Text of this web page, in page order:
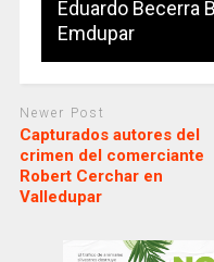
Eduardo Becerra
Emdupar
Newer Post
Capturados autores del
crimen del comerciante
Robert Cerchar en
Valledupar